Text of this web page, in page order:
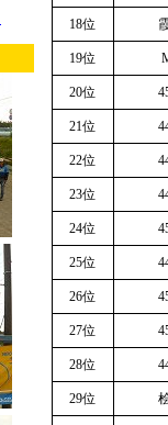
18位
19位
20位
21位
22位
23位
24位
25位
26位
27位
28位
29位